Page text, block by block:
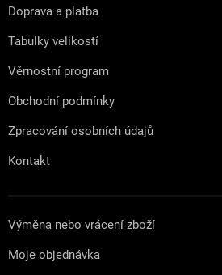
Doprava a platba
Tabulky velikostí
Věrnostní program
Obchodní podmínky
Zpracování osobních údajů
Kontakt
Výměna nebo vrácení zboží
Moje objednávka